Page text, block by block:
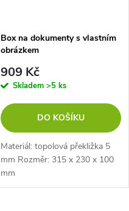
Box na dokumenty s vlastním
obrázkem
909 Kč
Skladem >5 ks
DO KOŠÍKU
Materiál: topolová překližka 5
mm Rozměr: 315 x 230 x 100
mm